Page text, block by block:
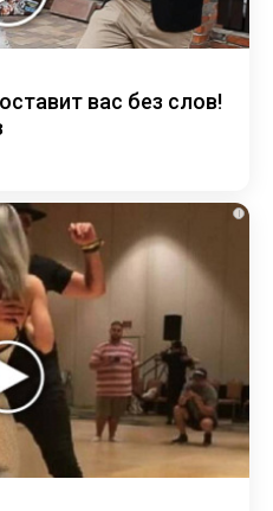
вас без слов!
i